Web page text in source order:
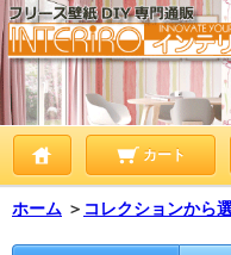
カート
ホーム ＞ コレクションから